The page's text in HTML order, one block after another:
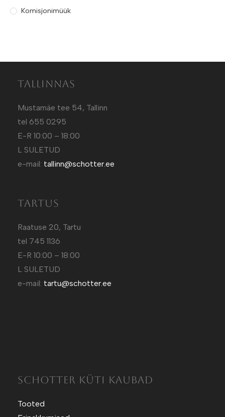
Komisjonimüük
Tallinnas
Mustamäe tee 54, Tallinn
tel 655 0295
E-R 10:00 – 18:00
L SULETUD
e-mail: tallinn@schotter.ee
Tartus
Raatuse 20, Tartu
tel 745 1136
E-R 10:00 – 18:00
L SULETUD
e-mail: tartu@schotter.ee
SCHOTTER KÜTI KAUBAD
Tooted